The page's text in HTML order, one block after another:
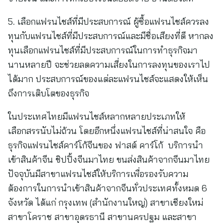
5. เลือกแฟรนไชส์ที่มีประสบการณ์ ผู้ซื้อแฟรนไชส์ควรลง
ทุนกับแฟรนไชส์ที่มีประสบการณ์และมีชื่อเสียงที่ดี หากลง
ทุนเลือกแฟรนไชส์ที่มีประสบการณ์ในการทำธุรกิจมา
นานหลายปี จะช่วยลดความเสี่ยงในการลงทุนของเราไป
ได้มาก ประสบการณ์ของแต่ละแฟรนไชส์จะแสดงให้เห็น
ถึงการเติบโตของธุรกิจ
ในประเทศไทยมีแฟรนไชส์หลากหลายประเภทให้
เลือกสรรนับไม่ถ้วน โดยอีกหนึ่งแฟรนไชส์ที่น่าสนใจ คือ
ธุรกิจแฟรนไชส์คาร์โก้จีนของ ฟาสต์ คาร์โก้ บริการนำ
เข้าสินค้าจีน ชิปปิ้งจีนมาไทย ขนส่งสินค้าจากจีนมาไทย
ปัจจุบันมีสาขาแฟรนไชส์ให้บริการเพื่อรองรับความ
ต้องการในการนำเข้าสินค้าจากจีนทั่วประเทศทั้งหมด 6
จังหวัด ได้แก่ กรุงเทพ (สำนักงานใหญ่) สาขาเชียงใหม่
สาขาโคราช สาขาอุดรธานี สาขานครปฐม และสาขา